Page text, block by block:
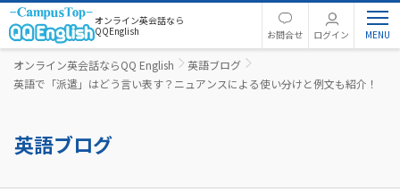
オンライン英会話なら
QQEnglish
お問合せ ログイン
オンライン英会話ならQQ English
英語ブログ
英語で「派遣」はどう言い表す？ニュアンスによる使い分けと例文も紹介！
英語ブログ